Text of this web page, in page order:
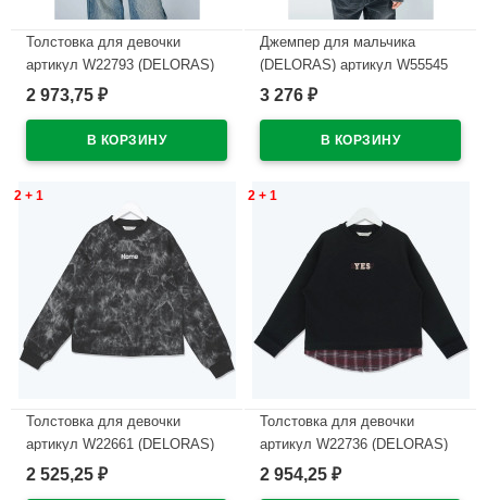
Толстовка для девочки
артикул W22793 (DELORAS)
размер цвет черный
2 973,75 ₽
Джемпер для мальчика
(DELORAS) артикул W55545
размер 34/134-44/164 цвет
3 276 ₽
2 + 1
Толстовка для девочки
артикул W22661 (DELORAS)
размер цвет черный
2 525,25 ₽
2 + 1
Толстовка для девочки
артикул W22736 (DELORAS)
размер цвет черный
2 954,25 ₽